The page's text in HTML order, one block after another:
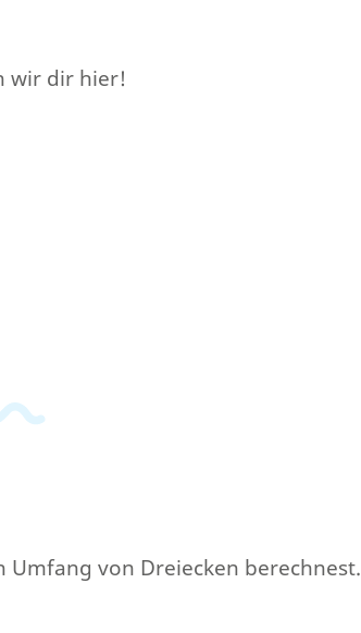
wir dir hier!
von Dreiecken berechnest.